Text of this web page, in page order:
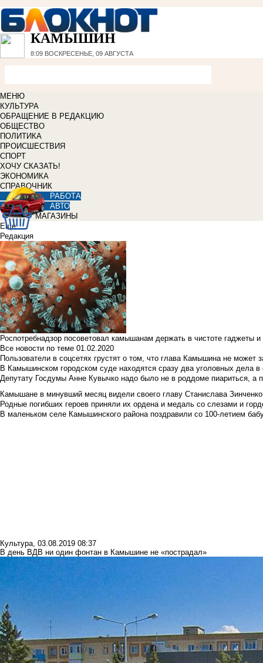
КАМЫШИН
8:09 ВОСКРЕСЕНЬЕ, 09 АВГУСТА
МЕНЮ
КУЛЬТУРА
ОБРАЩЕНИЕ В РЕДАКЦИЮ
ОБЩЕСТВО
ПОЛИТИКА
ПРОИСШЕСТВИЯ
СПОРТ
ХОЧУ СКАЗАТЬ!
ЭКОНОМИКА
СПРАВОЧНИК
РАБОТА
АВТО
МАГАЗИНЫ
Еще
Редакция
Роспотребнадзор посоветовал камышанам держать в чистоте гаджеты
Все новости по теме 01.02.2020
Пользователи в соцсетях грустят о том, что глава Камышина не может
В Камышинском городском суде находятся сразу два уголовных дела
Депутату Госдумы Анне Кувычко надо было не в роддоме пиариться, а
Камышане в минувший месяц видели своего главу Станислава Зинченко
Родные погибших героев приняли их ордена и медаль со слезами и
В маленьком селе Камышинского района поздравили со 100-летием
Культура, 03.08.2019 08:37
В день ВДВ ни один фонтан в Камышине не «пострадал»